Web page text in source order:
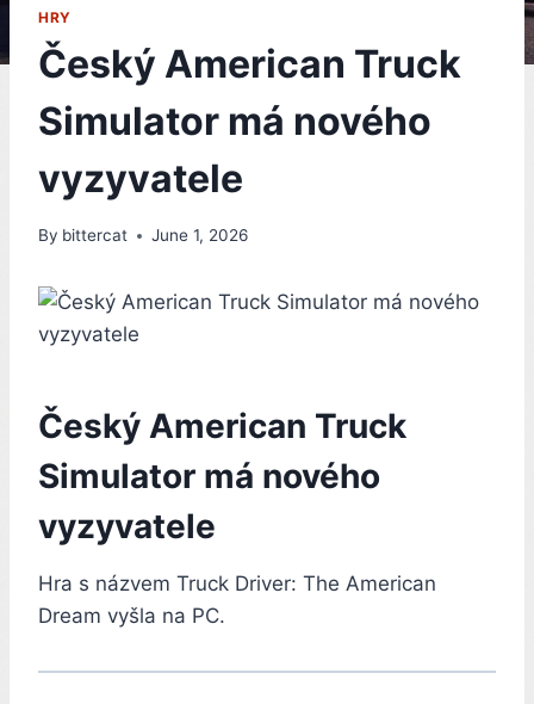
HRY
Český American Truck
Simulator má nového
vyzyvatele
By bittercat June 1, 2026
Český American Truck
Simulator má nového
vyzyvatele
Hra s názvem Truck Driver: The American
Dream vyšla na PC.